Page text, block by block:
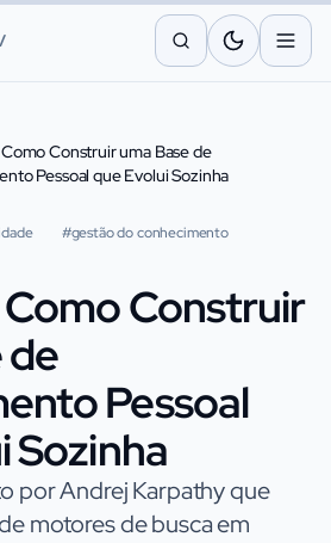
Construir uma Base de
Pessoal que Evolui Sozinha
#gestão do conhecimento
Construir
de
Pessoal
Sozinha
por Andrej Karpathy que
motores de busca em